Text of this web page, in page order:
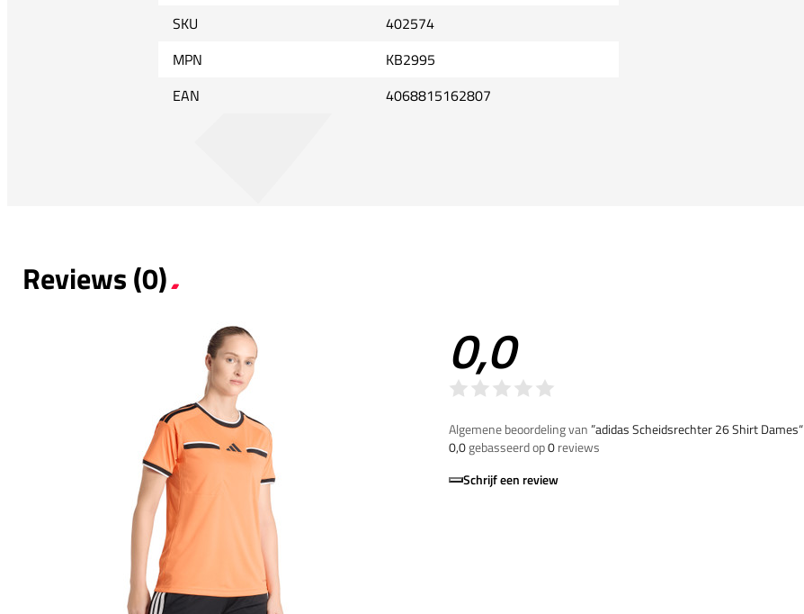
SKU
402574
MPN
KB2995
EAN
4068815162807
Reviews (0)
0,0
Algemene beoordeling van”adidas Scheidsrechter 26 Shirt Dames“
0,0gebasseerd op0reviews
Schrijf een review